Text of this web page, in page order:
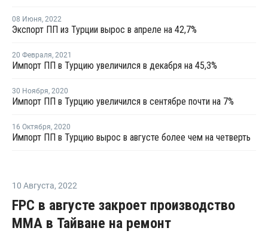
08 Июня, 2022
Экспорт ПП из Турции вырос в апреле на 42,7%
20 Февраля, 2021
Импорт ПП в Турцию увеличился в декабря на 45,3%
30 Ноября, 2020
Импорт ПП в Турцию увеличился в сентябре почти на 7%
16 Октября, 2020
Импорт ПП в Турцию вырос в августе более чем на четверть
10 Августа, 2022
FPC в августе закроет производство
ММА в Тайване на ремонт